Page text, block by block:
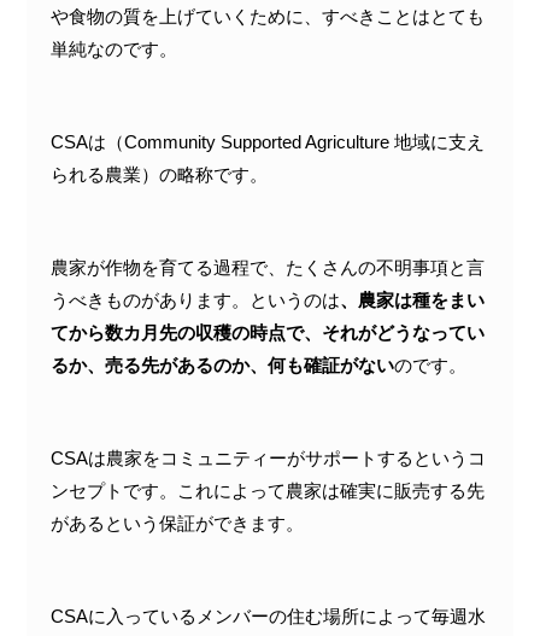
や食物の質を上げていくために、すべきことはとても
単純なのです。
CSAは（Community Supported Agriculture 地域に支え
られる農業）の略称です。
農家が作物を育てる過程で、たくさんの不明事項と言
うべきものがあります。というのは、農家は種をまい
てから数カ月先の収穫の時点で、それがどうなってい
るか、売る先があるのか、何も確証がないのです。
CSAは農家をコミュニティーがサポートするというコ
ンセプトです。これによって農家は確実に販売する先
があるという保証ができます。
CSAに入っているメンバーの住む場所によって毎週水